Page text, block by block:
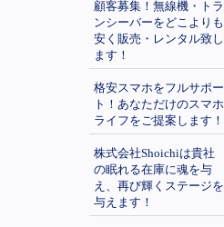
顧客募集！無線機・トラ
ンシーバーをどこよりも
安く販売・レンタル致し
ます！
格安スマホをフルサポー
ト！あなただけのスマホ
ライフをご提案します！
株式会社Shoichiは貴社
の眠れる在庫に魂を与
え、再び輝くステージを
与えます！